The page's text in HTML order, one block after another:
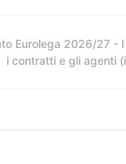
Eurolega 2026/27 -
i contratti e gli agenti